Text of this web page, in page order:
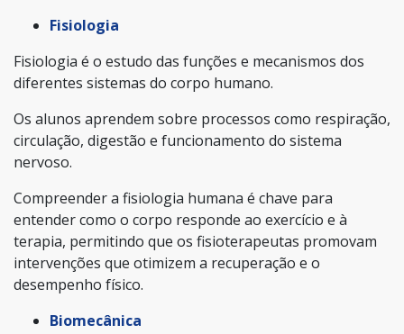
Fisiologia
Fisiologia é o estudo das funções e mecanismos dos
diferentes sistemas do corpo humano.
Os alunos aprendem sobre processos como respiração,
circulação, digestão e funcionamento do sistema
nervoso.
Compreender a fisiologia humana é chave para
entender como o corpo responde ao exercício e à
terapia, permitindo que os fisioterapeutas promovam
intervenções que otimizem a recuperação e o
desempenho físico.
Biomecânica